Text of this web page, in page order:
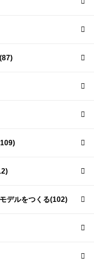
デルをつくる(102)